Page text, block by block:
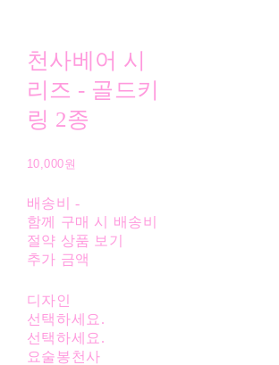
천사베어 시
리즈 - 골드키
링 2종
10,000원
배송비-
함께 구매 시 배송비
절약 상품 보기
추가 금액
디자인
선택하세요.
선택하세요.
요술봉천사